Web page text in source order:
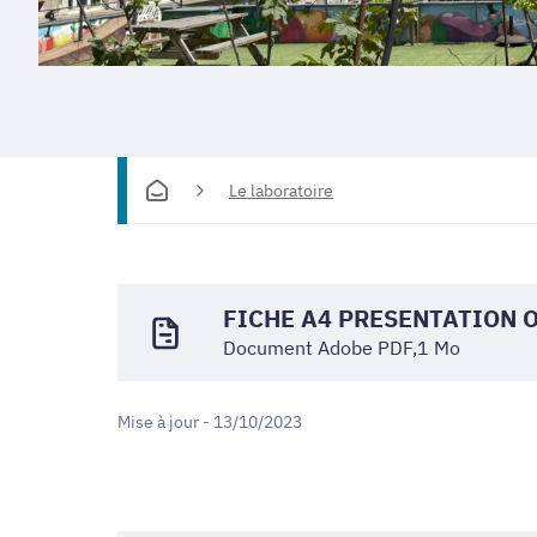
Le laboratoire
FICHE A4 PRESENTATION
Document Adobe PDF,1 Mo
Mise à jour - 13/10/2023